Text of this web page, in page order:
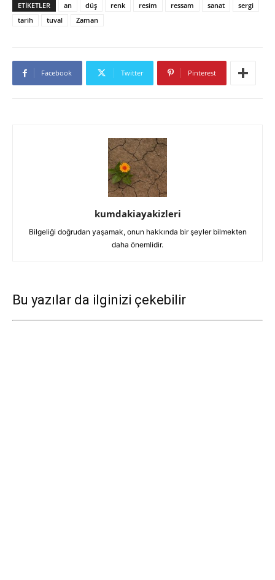
ETIKETLER
an düş renk resim ressam sanat
sergi
tarih
tuval Zaman
Facebook Twitter Pinterest
kumdakiayakizleri
Bilgeliği doğrudan yaşamak, onun hakkında bir şeyler bilmekten
daha önemlidir.
Bu yazılar da ilginizi çekebilir